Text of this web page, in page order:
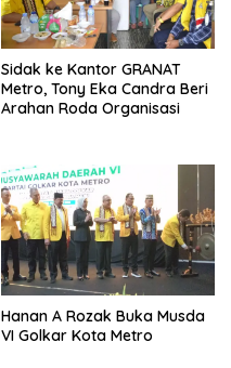
‎Sidak ke Kantor GRANAT
Metro, Tony Eka Candra Beri
Arahan Roda Organisasi
Hanan A Rozak Buka Musda
VI Golkar Kota Metro